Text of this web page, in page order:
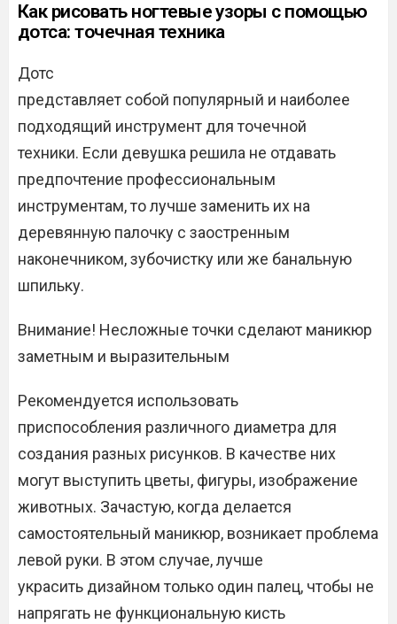
Как рисовать ногтевые узоры с помощью
дотса: точечная техника
Дотс
представляет собой популярный и наиболее
подходящий инструмент для точечной
техники. Если девушка решила не отдавать
предпочтение профессиональным
инструментам, то лучше заменить их на
деревянную палочку с заостренным
наконечником, зубочистку или же банальную
шпильку.
Внимание! Несложные точки сделают маникюр
заметным и выразительным
Рекомендуется использовать
приспособления различного диаметра для
создания разных рисунков. В качестве них
могут выступить цветы, фигуры, изображение
животных. Зачастую, когда делается
самостоятельный маникюр, возникает проблема
левой руки. В этом случае, лучше
украсить дизайном только один палец, чтобы не
напрягать не функциональную кисть